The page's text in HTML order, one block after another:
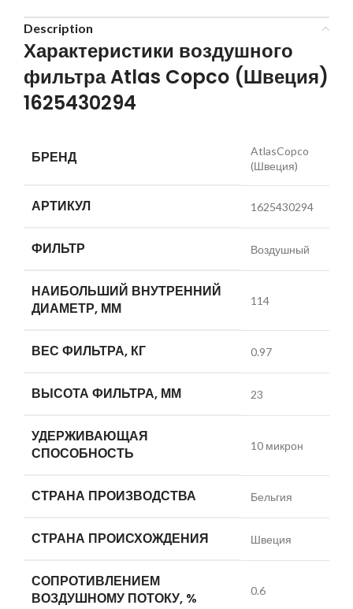
Description
Характеристики воздушного
фильтра Atlas Copco (Швеция)
1625430294
БРЕНД
AtlasCopco
(Швеция)
АРТИКУЛ 1625430294
ФИЛЬТР Воздушный
НАИБОЛЬШИЙ ВНУТРЕННИЙ
ДИАМЕТР, ММ
114
ВЕС ФИЛЬТРА, КГ 0.97
ВЫСОТА ФИЛЬТРА, ММ 23
УДЕРЖИВАЮЩАЯ
СПОСОБНОСТЬ
10 микрон
СТРАНА ПРОИЗВОДСТВА Бельгия
СТРАНА ПРОИСХОЖДЕНИЯ Швеция
СОПРОТИВЛЕНИЕМ
ВОЗДУШНОМУ ПОТОКУ, %
0.6